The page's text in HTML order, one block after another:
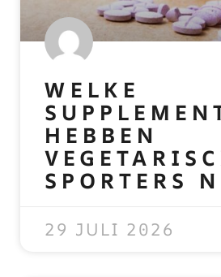
WELKE
HEBBEN
SPORTERS
29 JULI 2026